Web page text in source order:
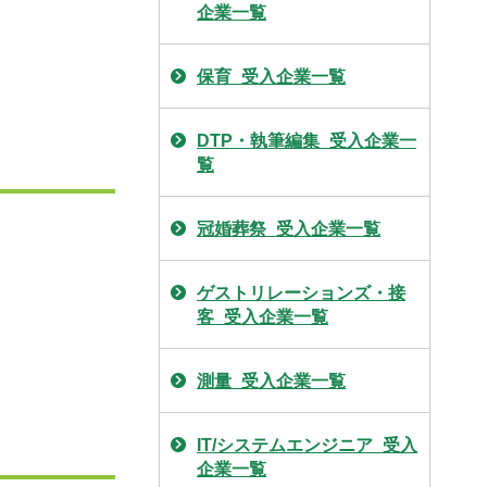
企業一覧
保育_受入企業一覧
DTP・執筆編集_受入企業一
覧
冠婚葬祭_受入企業一覧
ゲストリレーションズ・接
客_受入企業一覧
測量_受入企業一覧
IT/システムエンジニア_受入
企業一覧